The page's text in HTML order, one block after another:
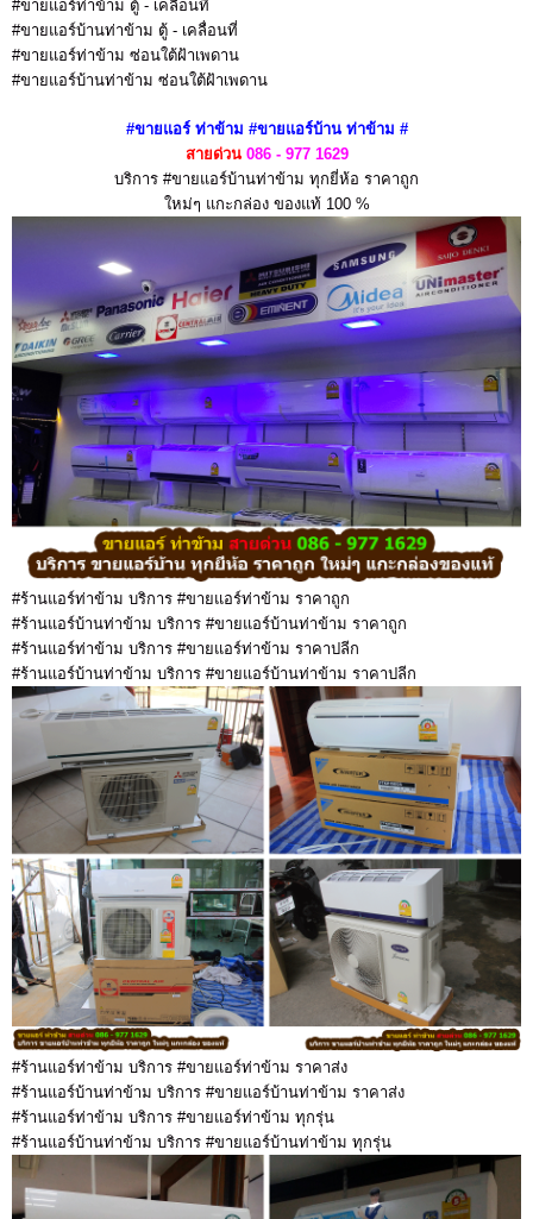
#ขายแอร์ท่าข้าม ตู้ - เคลื่อนที่
#ขายแอร์บ้านท่าข้าม ตู้ - เคลื่อนที่
#ขายแอร์ท่าข้าม ซ่อนใต้ฝ้าเพดาน
#ขายแอร์บ้านท่าข้าม ซ่อนใต้ฝ้าเพดาน
#ขายแอร์ ท่าข้าม #ขายแอร์บ้าน ท่าข้าม #
สายด่วน086 - 977 1629
บริการ #ขายแอร์บ้านท่าข้าม ทุกยี่ห้อ ราคาถูก
ใหม่ๆ แกะกล่อง ของแท้ 100 %
#ร้านแอร์ท่าข้าม บริการ #ขายแอร์ท่าข้าม ราคาถูก
#ร้านแอร์บ้านท่าข้าม บริการ #ขายแอร์บ้านท่าข้าม ราคาถูก
#ร้านแอร์ท่าข้าม บริการ #ขายแอร์ท่าข้าม ราคาปลีก
#ร้านแอร์บ้านท่าข้าม บริการ #ขายแอร์บ้านท่าข้าม ราคาปลีก
#ร้านแอร์ท่าข้าม บริการ #ขายแอร์ท่าข้าม ราคาส่ง
#ร้านแอร์บ้านท่าข้าม บริการ #ขายแอร์บ้านท่าข้าม ราคาส่ง
#ร้านแอร์ท่าข้าม บริการ #ขายแอร์ท่าข้าม ทุกรุ่น
#ร้านแอร์บ้านท่าข้าม บริการ #ขายแอร์บ้านท่าข้าม ทุกรุ่น